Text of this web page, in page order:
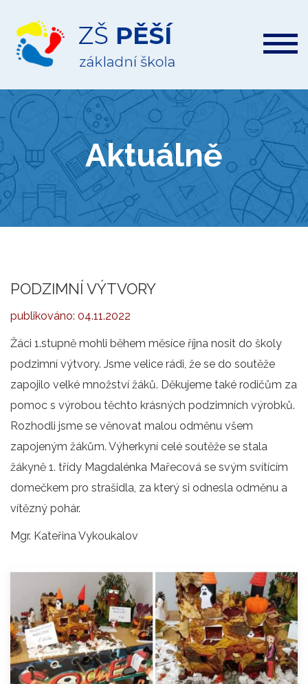
ZŠ
Pěší
Aktuálně
PODZIMNÍ VÝTVORY
publikováno: 04.11.2022
Žáci 1.stupně mohli během měsíce října nosit do školy
podzimní výtvory. Jsme velice rádi, že se do soutěže
zapojilo velké množství žáků. Děkujeme také rodičům za
pomoc s výrobou těchto krásných podzimních výrobků.
Rozhodli jsme se věnovat malou odměnu všem
zapojeným žákům. Výherkyní celé soutěže se stala
žákyně 1. třídy Magdalénka Mařecová se svým svítícím
domečkem pro strašidla, za který si odnesla odměnu a
vítězný pohár.
Mgr. Kateřina Vykoukalov